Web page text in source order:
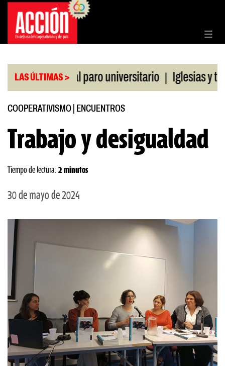
Saltar
contenido
LAS ÚLTIMAS >
la CGT al paro universitario | Iglesias y
COOPERATIVISMO ENCUENTROS
Trabajo y desigualdad
Tiempo de lectura: 2 minutos
30 de mayo de 2024